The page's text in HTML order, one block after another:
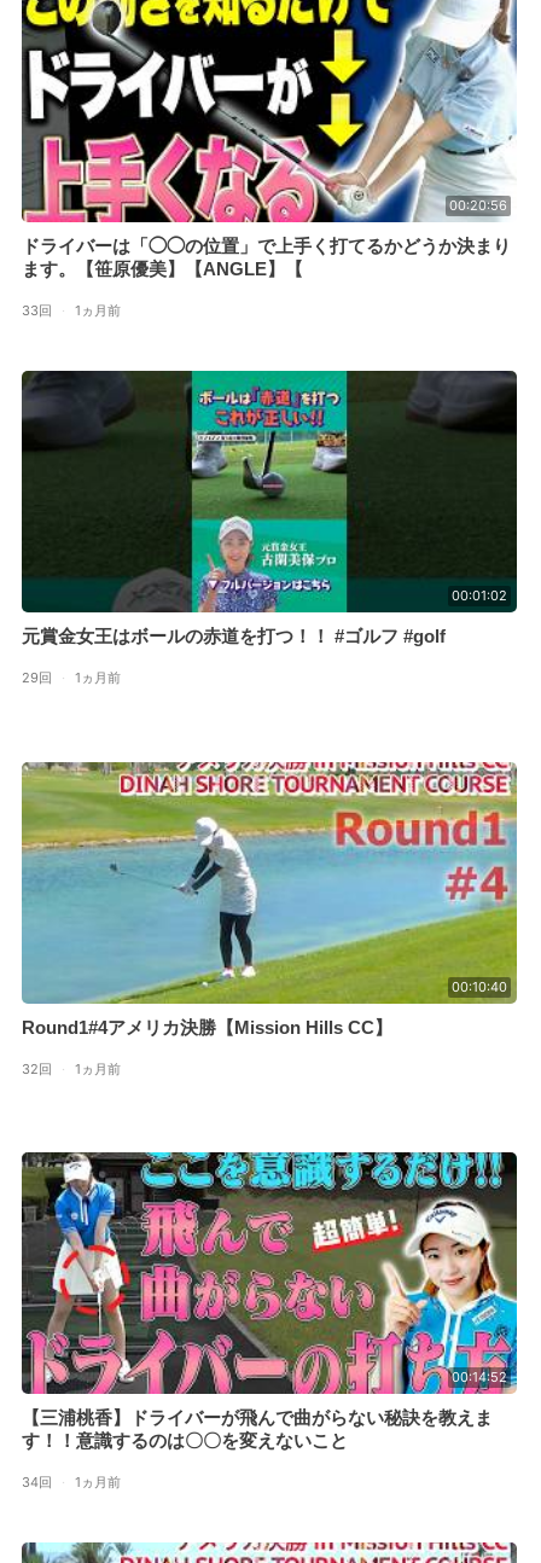
00:20:56
ドライバーは「◯◯の位置」で上手く打てるかどうか決まり
ます。【笹原優美】【ANGLE】【
33回 · 1ヵ月前
00:01:02
元賞金女王はボールの赤道を打つ！！ #ゴルフ #golf
29回 · 1ヵ月前
00:10:40
Round1#4アメリカ決勝【Mission Hills CC】
32回 · 1ヵ月前
00:14:52
【三浦桃香】ドライバーが飛んで曲がらない秘訣を教えま
す！！意識するのは〇〇を変えないこと
34回 · 1ヵ月前